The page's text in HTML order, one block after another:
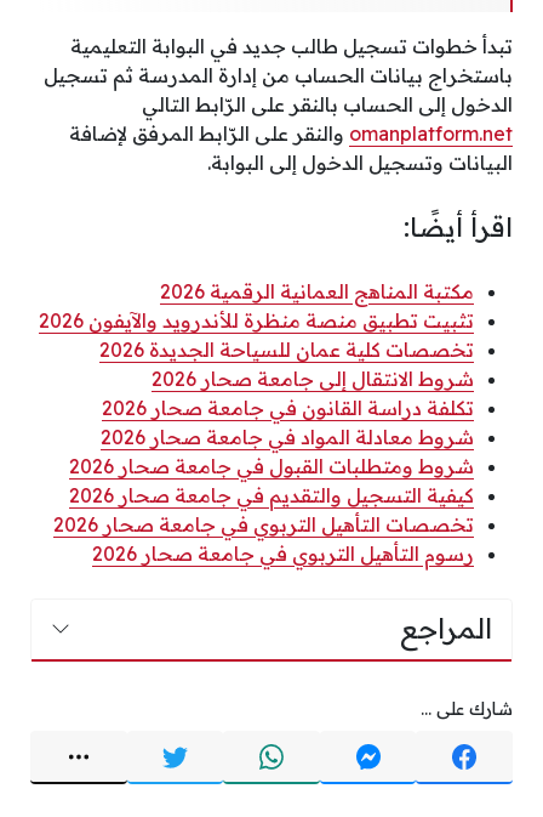
تبدأ خطوات تسجيل طالب جديد في البوابة التعليمية
باستخراج بيانات الحساب من إدارة المدرسة ثم تسجيل
الدخول إلى الحساب بالنقر على الرّابط التالي
omanplatform.net والنقر على الرّابط المرفق لإضافة
البيانات وتسجيل الدخول إلى البوابة.
اقرأ أيضًا:
مكتبة المناهج العمانية الرقمية 2026
تثبيت تطبيق منصة منظرة للأندرويد والآيفون 2026
تخصصات كلية عمان للسياحة الجديدة 2026
شروط الانتقال إلى جامعة صحار 2026
تكلفة دراسة القانون في جامعة صحار 2026
شروط معادلة المواد في جامعة صحار 2026
شروط ومتطلبات القبول في جامعة صحار 2026
كيفية التسجيل والتقديم في جامعة صحار 2026
تخصصات التأهيل التربوي في جامعة صحار 2026
رسوم التأهيل التربوي في جامعة صحار 2026
المراجع
شارك على ...